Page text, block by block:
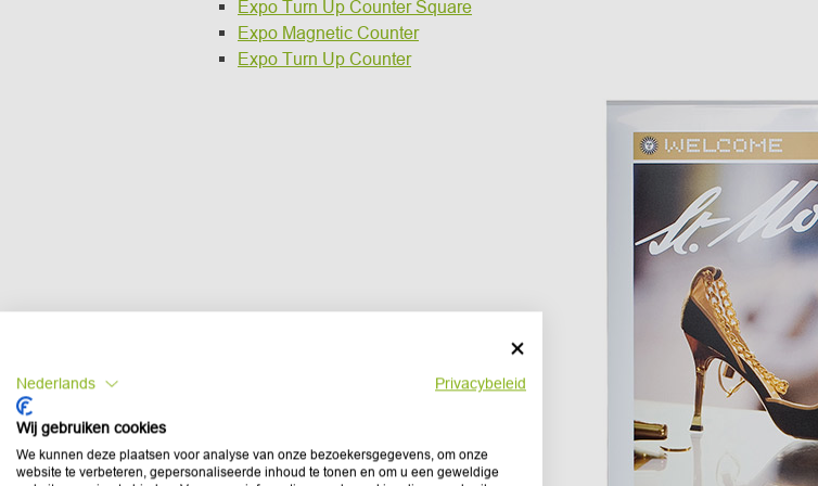
Expo Turn Up Counter Square
Expo Magnetic Counter
Expo Turn Up Counter
Nederlands Privacybeleid
Wij gebruiken cookies
We kunnen deze plaatsen voor analyse van onze bezoekersgegevens, om onze
website te verbeteren, gepersonaliseerde inhoud te tonen en om u een geweldige